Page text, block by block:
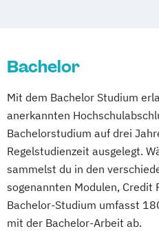
Experience
Management
Management
Business
Business Intelligence
Content-Strategie /
Digital
Electronics and
Elektronik und
Embedded Systems
Studienrichtung im
Electronic Engineering
Energie-
Bachelor
Mit dem Bachelor Studium
anerkannten
Bachelorstudium auf drei
Regelstudienzeit ausgelegt.
sammelst du in den
sogenannten Modulen, Credit
Bachelor-Studium umfasst
mit der Bachelor-Arbeit ab.